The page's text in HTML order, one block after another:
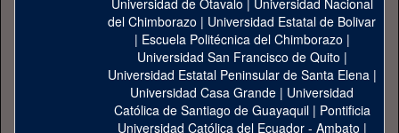
Universidad de Otavalo | Universidad Nacional
del Chimborazo | Universidad Estatal de Bolivar
| Escuela Politécnica del Chimborazo |
Universidad San Francisco de Quito |
Universidad Estatal Peninsular de Santa Elena|
Universidad Casa Grande | Universidad
Católica de Santiago de Guayaquil| Pontificia
Universidad Católica del Ecuador - Ambato |